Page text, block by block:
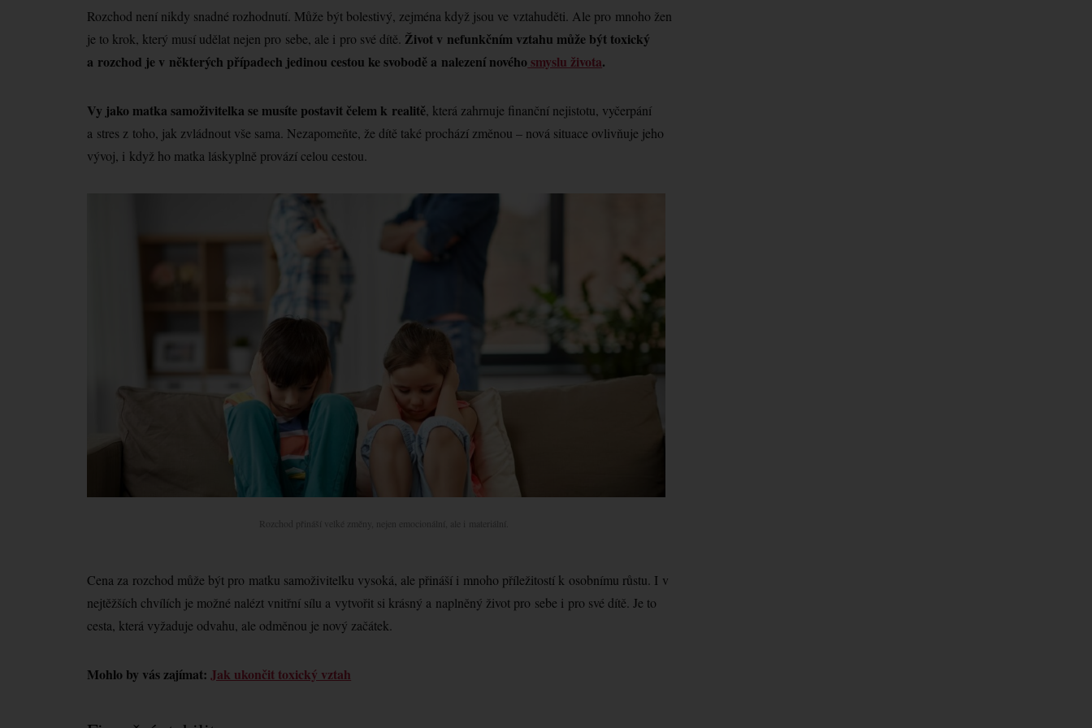
Rozchod není nikdy snadné rozhodnutí. Může být bolestivý, zejména když jsou ve vztahuděti. Ale pro mnoho žen
je to krok, který musí udělat nejen pro sebe, ale i pro své dítě. Život v nefunkčním vztahu může být toxický
a rozchod je v některých případech jedinou cestou ke svobodě a nalezení novéhosmyslu života.
Vy jako matka samoživitelka se musíte postavit čelem k realitě, která zahrnuje finanční nejistotu, vyčerpání
a stres z toho, jak zvládnout vše sama. Nezapomeňte, že dítě také prochází změnou – nová situace ovlivňuje jeho
vývoj, i když ho matka láskyplně provází celou cestou.
Rozchod přináší velké změny, nejen emocionální, ale i materiální.
Cena za rozchod může být pro matku samoživitelku vysoká, ale přináší i mnoho příležitostí k osobnímu růstu. I v
nejtěžších chvílích je možné nalézt vnitřní sílu a vytvořit si krásný a naplněný život pro sebe i pro své dítě. Je to
cesta, která vyžaduje odvahu, ale odměnou je nový začátek.
Mohlo by vás zajímat: Jak ukončit toxický vztah